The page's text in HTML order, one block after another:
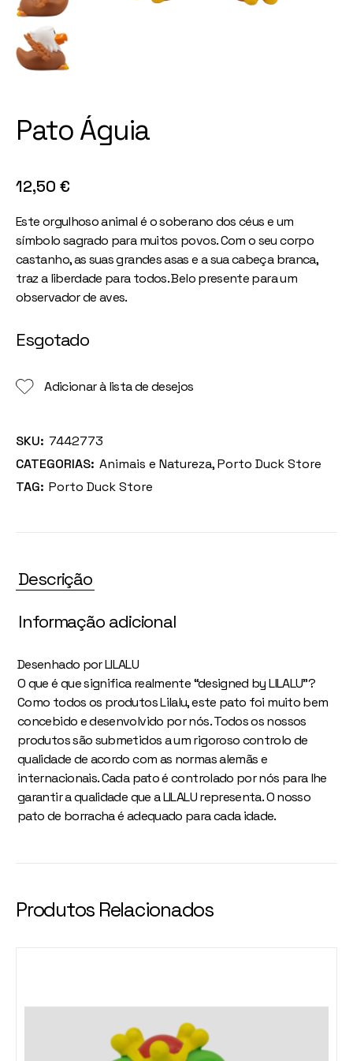
Pato Águia
12,50 €
Este orgulhoso animal é o soberano dos céus e um
símbolo sagrado para muitos povos. Com o seu corpo
castanho, as suas grandes asas e a sua cabeça branca,
traz a liberdade para todos. Belo presente para um
observador de aves.
Esgotado
Adicionar à lista de desejos
SKU: 7442773
CATEGORIAS: Animais e Natureza,Porto Duck Store
TAG: Porto Duck Store
Descrição
Informação adicional
Desenhado por LILALU
O que é que significa realmente “designed by LILALU”?
Como todos os produtos Lilalu, este pato foi muito bem
concebido e desenvolvido por nós. Todos os nossos
produtos são submetidos a um rigoroso controlo de
qualidade de acordo com as normas alemãs e
internacionais. Cada pato é controlado por nós para lhe
garantir a qualidade que a LILALU representa. O nosso
pato de borracha é adequado para cada idade.
Produtos Relacionados